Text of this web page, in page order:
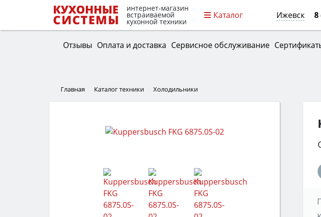
интернет-магазин
встраиваемой
кухонной техники
Каталог Ижевск 8
Отзывы Оплата и доставка Сервисное обслуживание
Главная Каталог техники Холодильники